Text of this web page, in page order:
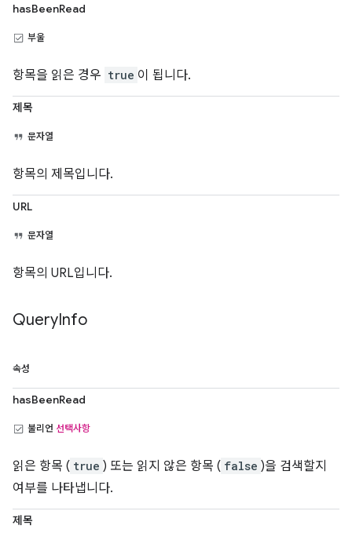
hasBeenRead
부울
항목을 읽은 경우 true 이 됩니다.
제목
문자열
항목의 제목입니다.
URL
문자열
항목의 URL입니다.
QueryInfo
속성
hasBeenRead
불리언 선택사항
읽은 항목 ( true ) 또는 읽지 않은 항목 ( false )을 검색할지
여부를 나타냅니다.
제목